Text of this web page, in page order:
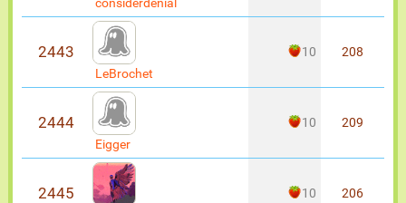
considerdenial
2443
LeBrochet
10 208
2444
Eigger
10 209
2445 10 206